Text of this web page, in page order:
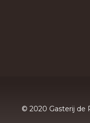
© 2020 Gasterij de